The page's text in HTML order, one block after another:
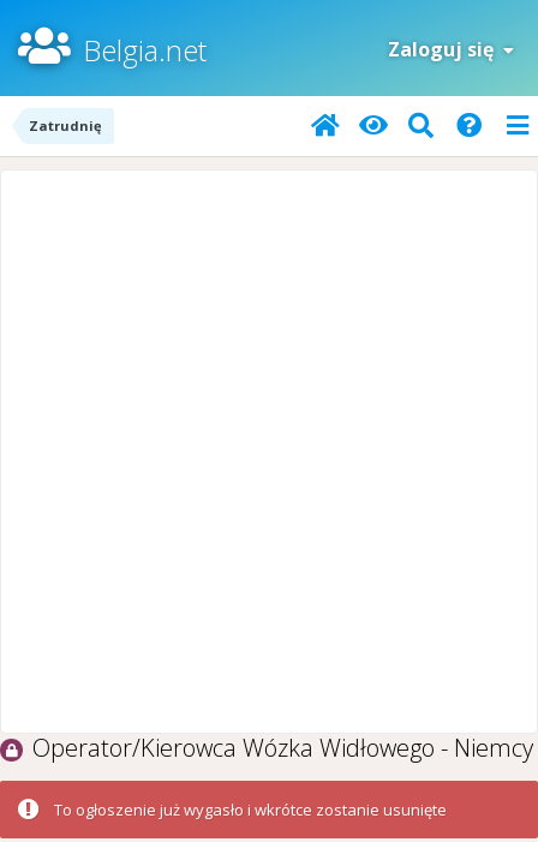
Belgia.net Zaloguj się
Zatrudnię
Operator/Kierowca Wózka Widłowego - Niemcy
To ogłoszenie już wygasło i wkrótce zostanie usunięte